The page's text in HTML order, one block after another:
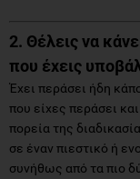
2. Θέλεις να
που έχεις
Έχει περάσει ήδη
που είχες περάσει
πορεία της
σε έναν πιεστικό ή
συνήθως από τα πιο